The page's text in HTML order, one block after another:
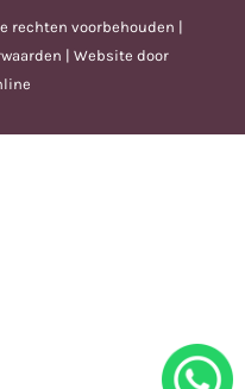
rechten voorbehouden |
| Website door